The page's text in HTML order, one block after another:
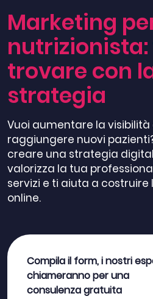
Marketing
trovare con
strategia
Vuoi aumentare la
raggiungere nuovi
creare una strategia
valorizza la tua
servizi e ti aiuta a
online.
Compila il form, i nostri
chiameranno per una
consulenza gratuita